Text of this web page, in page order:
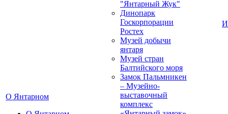
О Янтарном
"Янтарный Жук"
Динопарк
Госкорпорации
Ростех
Музей добычи
янтаря
Музей стран
Балтийского моря
Замок Пальмникен
– Музейно-
выставочный
комплекс